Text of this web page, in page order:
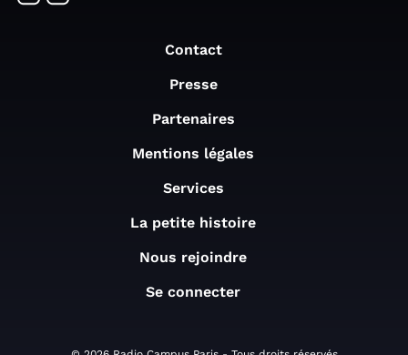
Contact
Presse
Partenaires
Mentions légales
Services
La petite histoire
Nous rejoindre
Se connecter